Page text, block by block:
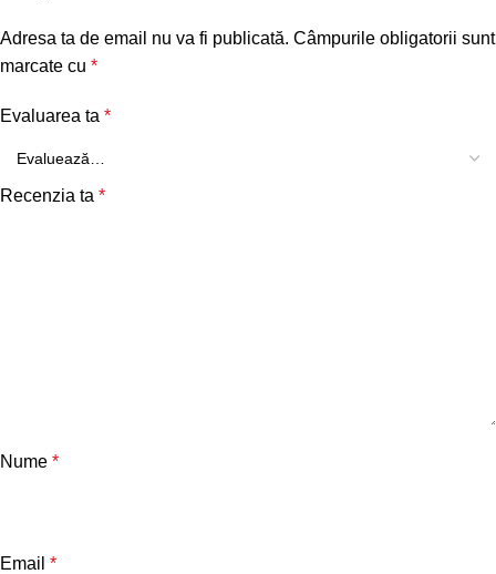
Adresa ta de email nu va fi publicată. Câmpurile obligatorii sunt
marcate cu *
Evaluarea ta *
Recenzia ta *
Nume *
Email *